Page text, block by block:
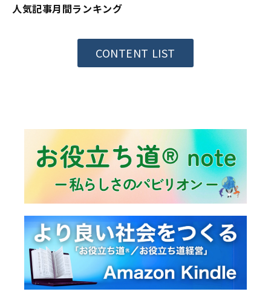
人気記事月間ランキング
CONTENT LIST